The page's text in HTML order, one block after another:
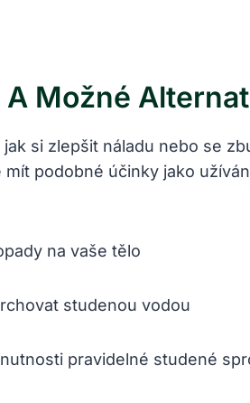
Možné
si zlepšit náladu nebo se
podobné účinky jako
na vaše tělo
studenou vodou
pravidelné studené